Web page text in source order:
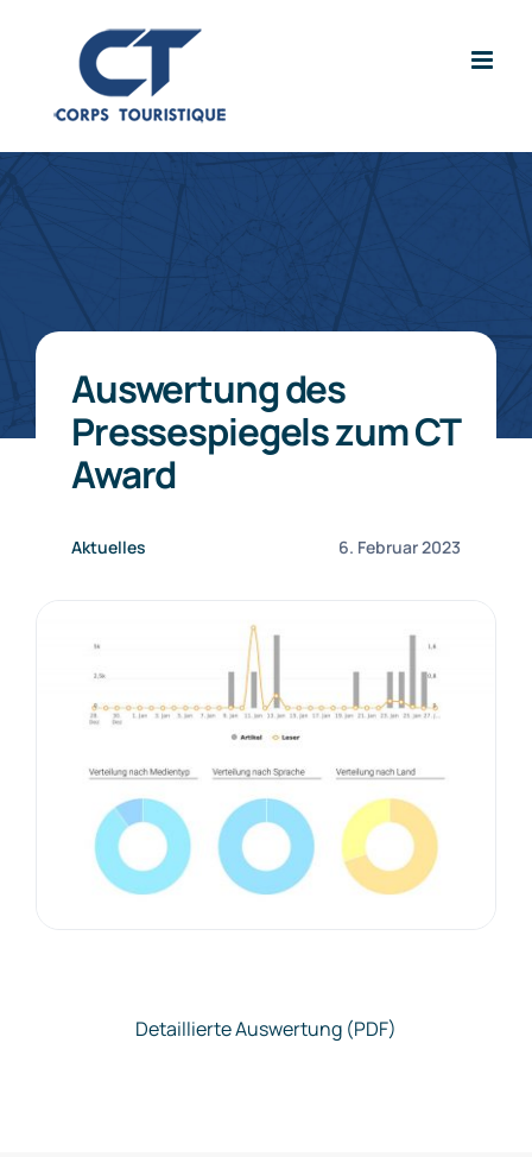
Auswertung des
Pressespiegels zum CT
Award
Aktuelles 6. Februar 2023
Detaillierte Auswertung (PDF)